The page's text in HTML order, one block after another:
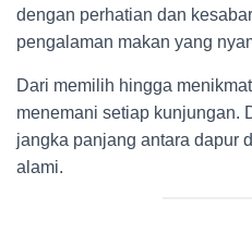
dengan perhatian dan
pengalaman makan yang
Dari memilih hingga
menemani setiap kunjungan.
jangka panjang antara dapur
alami.